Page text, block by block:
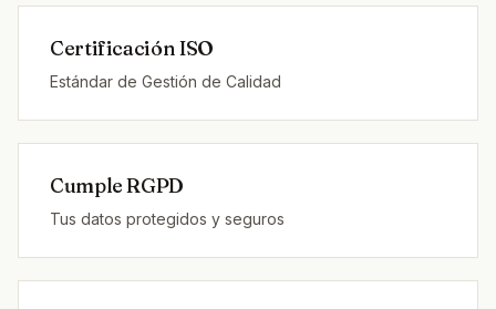
Certificación ISO
Estándar de Gestión de Calidad
Cumple RGPD
Tus datos protegidos y seguros